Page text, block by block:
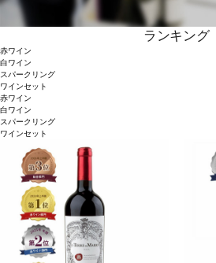
ランキング
赤ワイン
白ワイン
スパークリング
ワインセット
赤ワイン
白ワイン
スパークリング
ワインセット